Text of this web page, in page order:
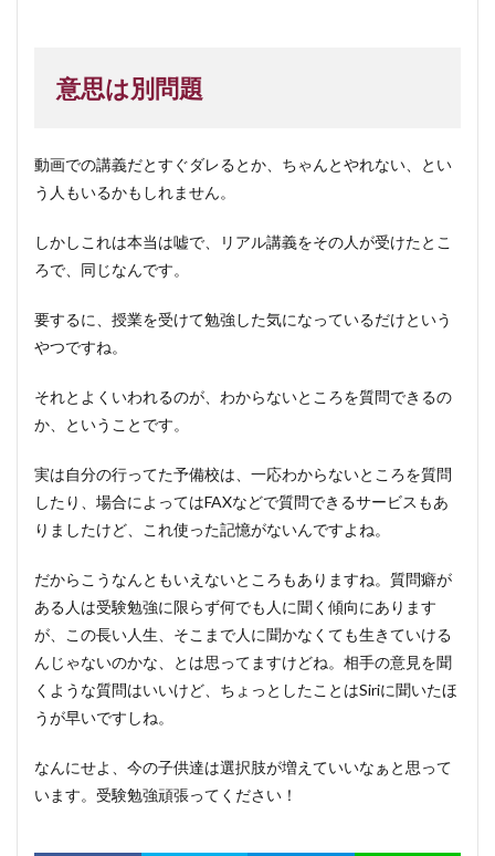
意思は別問題
動画での講義だとすぐダレるとか、ちゃんとやれない、とい
う人もいるかもしれません。
しかしこれは本当は嘘で、リアル講義をその人が受けたとこ
ろで、同じなんです。
要するに、授業を受けて勉強した気になっているだけという
やつですね。
それとよくいわれるのが、わからないところを質問できるの
か、ということです。
実は自分の行ってた予備校は、一応わからないところを質問
したり、場合によってはFAXなどで質問できるサービスもあ
りましたけど、これ使った記憶がないんですよね。
だからこうなんともいえないところもありますね。質問癖が
ある人は受験勉強に限らず何でも人に聞く傾向にあります
が、この長い人生、そこまで人に聞かなくても生きていける
んじゃないのかな、とは思ってますけどね。相手の意見を聞
くような質問はいいけど、ちょっとしたことはSiriに聞いたほ
うが早いですしね。
なんにせよ、今の子供達は選択肢が増えていいなぁと思って
います。受験勉強頑張ってください！